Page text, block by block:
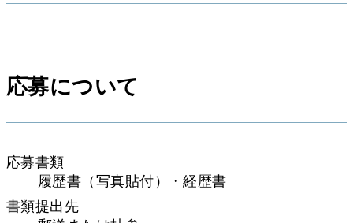
応募について
応募書類
履歴書（写真貼付）・経歴書
書類提出先